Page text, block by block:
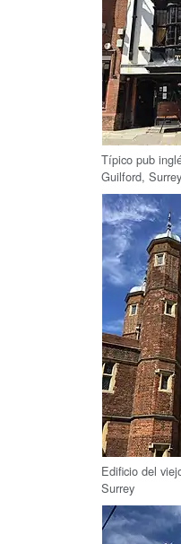
Típico pub
Guilford, Surrey
Edificio del
Surrey